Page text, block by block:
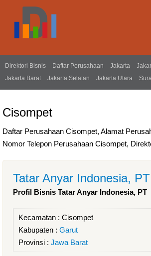
Direktori Bisnis Daftar Perusahaan Jakarta
Jakarta Barat
Jakarta Selatan Jakarta Utara
Cisompet
Daftar Perusahaan Cisompet, Alamat
Nomor Telepon Perusahaan Cisompet,
Tatar Anyar Indonesia, PT
Profil Bisnis Tatar Anyar Indonesia, PT
Kecamatan : Cisompet
Kabupaten : Garut
Provinsi : Jawa Barat